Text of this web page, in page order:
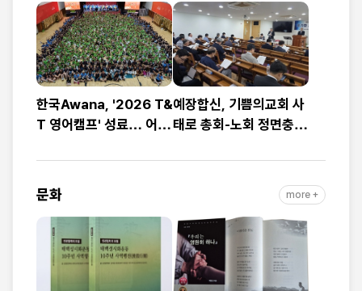
만 원 기부
천여 명 참가
한국Awana, '2026 T&
T 영어캠프' 성료… 어린
로 하나
예장합신, 기쁨의교회 사
태로 총회-노회 정면충
‘빨간불’
문화 more +